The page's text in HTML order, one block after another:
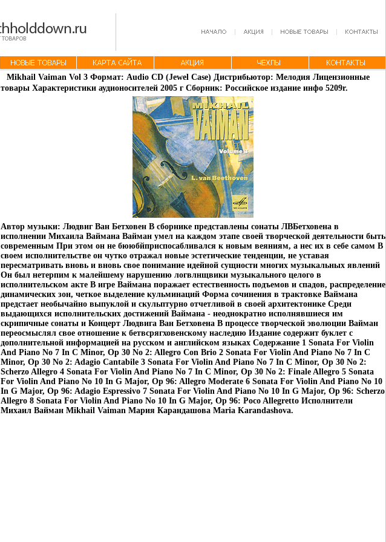
Mikhail Vaiman Vol 3 Формат: Audio CD (Jewel Case) Дистрибьютор: Мелодия Лицензионные
товары Характеристики аудионосителей 2005 г Сборник: Российское издание инфо 5209r.
Автор музыки: Людвиг Ван Бетховен В сборнике представлены сонаты ЛВБетховена в
исполнении Михаила Ваймана Вайман умел на каждом этапе своей творческой деятельности быть
современным При этом он не бююбйприспосабливался к новым веяниям, а нес их в себе самом В
своем исполнительстве он чутко отражал новые эстетические тенденции, не уставая
пересматривать вновь и вновь свое понимание идейной сущности многих музыкальных явлений
Он был нетерпим к малейшему нарушению логвлнщвики музыкального целого в
исполнительском акте В игре Ваймана поражает естественность подъемов и спадов, распределение
динамических зон, четкое выделение кульминаций Форма сочинения в трактовке Ваймана
предстает необычайно выпуклой и скульптурно отчетливой в своей архитектонике Среди
выдающихся исполнительских достижений Ваймана - неоднократно исполнявшиеся им
скрипичные сонаты и Концерт Людвига Ван Бетховена В процессе творческой эволюции Вайман
переосмыслял свое отношение к бетвсрягховенскому наследию Издание содержит буклет с
дополнительной информацией на русском и английском языках Содержание 1 Sonata For Violin
And Piano No 7 In C Minor, Op 30 No 2: Allegro Con Brio 2 Sonata For Violin And Piano No 7 In C
Minor, Op 30 No 2: Adagio Cantabile 3 Sonata For Violin And Piano No 7 In C Minor, Op 30 No 2:
Scherzo Allegro 4 Sonata For Violin And Piano No 7 In C Minor, Op 30 No 2: Finale Allegro 5 Sonata
For Violin And Piano No 10 In G Major, Op 96: Allegro Moderate 6 Sonata For Violin And Piano No 10
In G Major, Op 96: Adagio Espressivo 7 Sonata For Violin And Piano No 10 In G Major, Op 96: Scherzo
Allegro 8 Sonata For Violin And Piano No 10 In G Major, Op 96: Poco Allegretto Исполнители
Михаил Вайман Mikhail Vaiman Мария Карандашова Maria Karandashova.